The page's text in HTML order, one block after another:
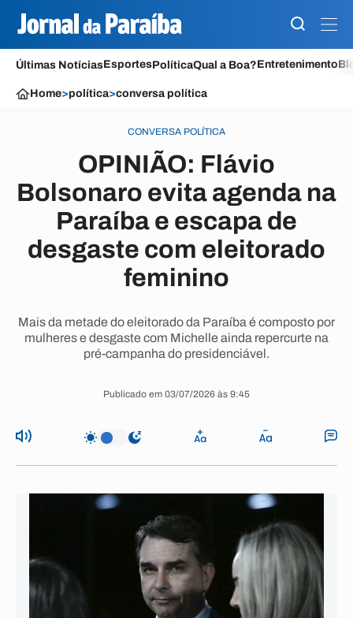
Últimas NotíciasEsportesPolíticaQual a Boa?Entretenimento
Home>política>conversa política
CONVERSA POLÍTICA
OPINIÃO: Flávio
Bolsonaro evita agenda na
Paraíba e escapa de
desgaste com eleitorado
feminino
Mais da metade do eleitorado da Paraíba é composto por
mulheres e desgaste com Michelle ainda repercurte na
pré-campanha do presidenciável.
Publicado em 03/07/2026 às 9:45